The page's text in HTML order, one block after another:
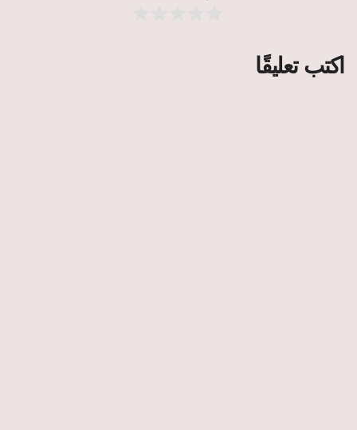
اكتب تعليقًا